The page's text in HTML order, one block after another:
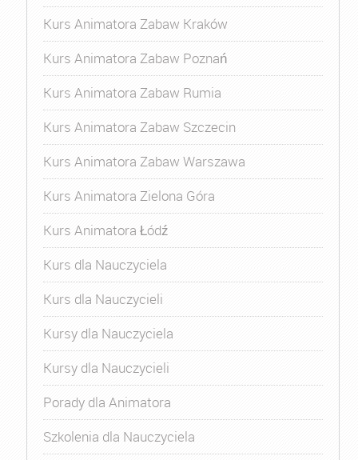
Kurs Animatora Zabaw Kraków
Kurs Animatora Zabaw Poznań
Kurs Animatora Zabaw Rumia
Kurs Animatora Zabaw Szczecin
Kurs Animatora Zabaw Warszawa
Kurs Animatora Zielona Góra
Kurs Animatora Łódź
Kurs dla Nauczyciela
Kurs dla Nauczycieli
Kursy dla Nauczyciela
Kursy dla Nauczycieli
Porady dla Animatora
Szkolenia dla Nauczyciela